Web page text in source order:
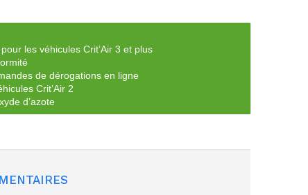
les véhicules Crit’Air 3 et plus
de dérogations en ligne
Crit’Air 2
d’azote